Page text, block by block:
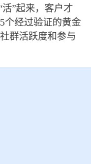
”起来，客户才
个经过验证的黄金
群活跃度和参与